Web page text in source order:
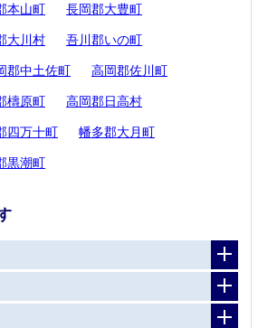
本山町 長岡郡大豊町
大川村 吾川郡いの町
郡中土佐町 高岡郡佐川町
檮原町 高岡郡日高村
四万十町 幡多郡大月町
黒潮町